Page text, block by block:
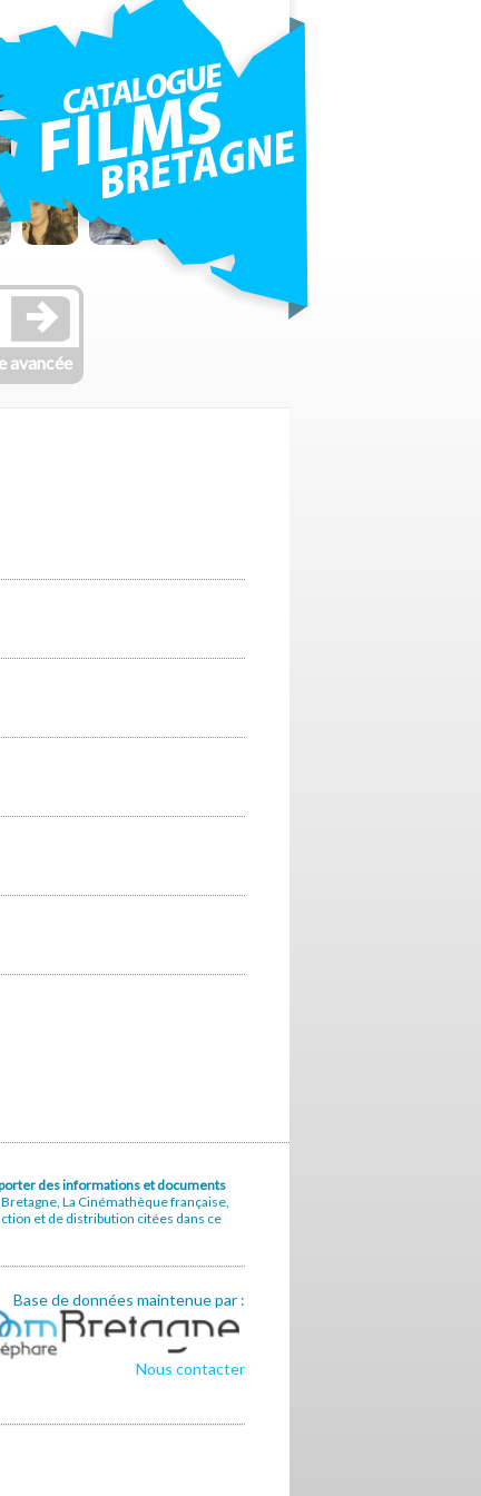
avancée
des informations et documents
La Cinémathèque française,
et de distribution citées dans ce
Base de données maintenue par :
Nous contacter